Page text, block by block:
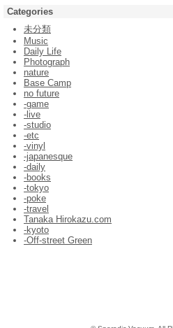
Categories
未分類
Music
Daily Life
Photograph
nature
Base Camp
no future
-game
-live
-studio
-etc
-vinyl
-japanesque
-daily
-books
-tokyo
-poke
-travel
Tanaka Hirokazu.com
-kyoto
-Off-street Green